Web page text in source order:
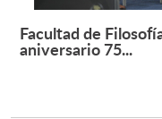
Facultad de
aniversario 75...